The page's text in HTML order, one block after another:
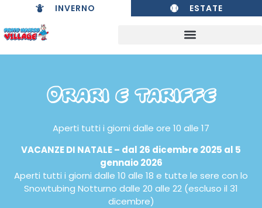
INVERNO ESTATE
Orari e tariffe
Aperti tutti i giorni dalle ore 10 alle 17
VACANZE DI NATALE – dal 26 dicembre 2025 al 5
gennaio 2026
Aperti tutti i giorni dalle 10 alle 18 e tutte le sere con lo
Snowtubing Notturno dalle 20 alle 22 (escluso il 31
dicembre)